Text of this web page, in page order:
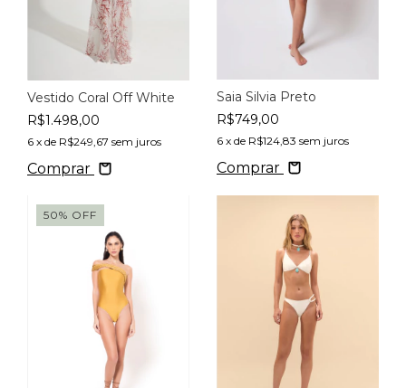
Vestido Coral Off White
R$1.498,00
6 x de R$249,67 sem juros
Comprar
Saia Silvia Preto
R$749,00
6 x de R$124,83 sem juros
Comprar
50% OFF